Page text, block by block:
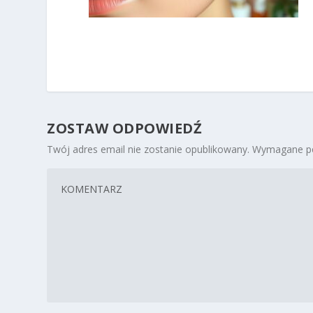
ZOSTAW ODPOWIEDŹ
Twój adres email nie zostanie opublikowany. Wymagane